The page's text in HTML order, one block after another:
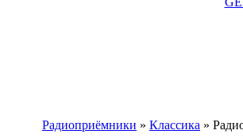
Радиоприёмники » Классика »